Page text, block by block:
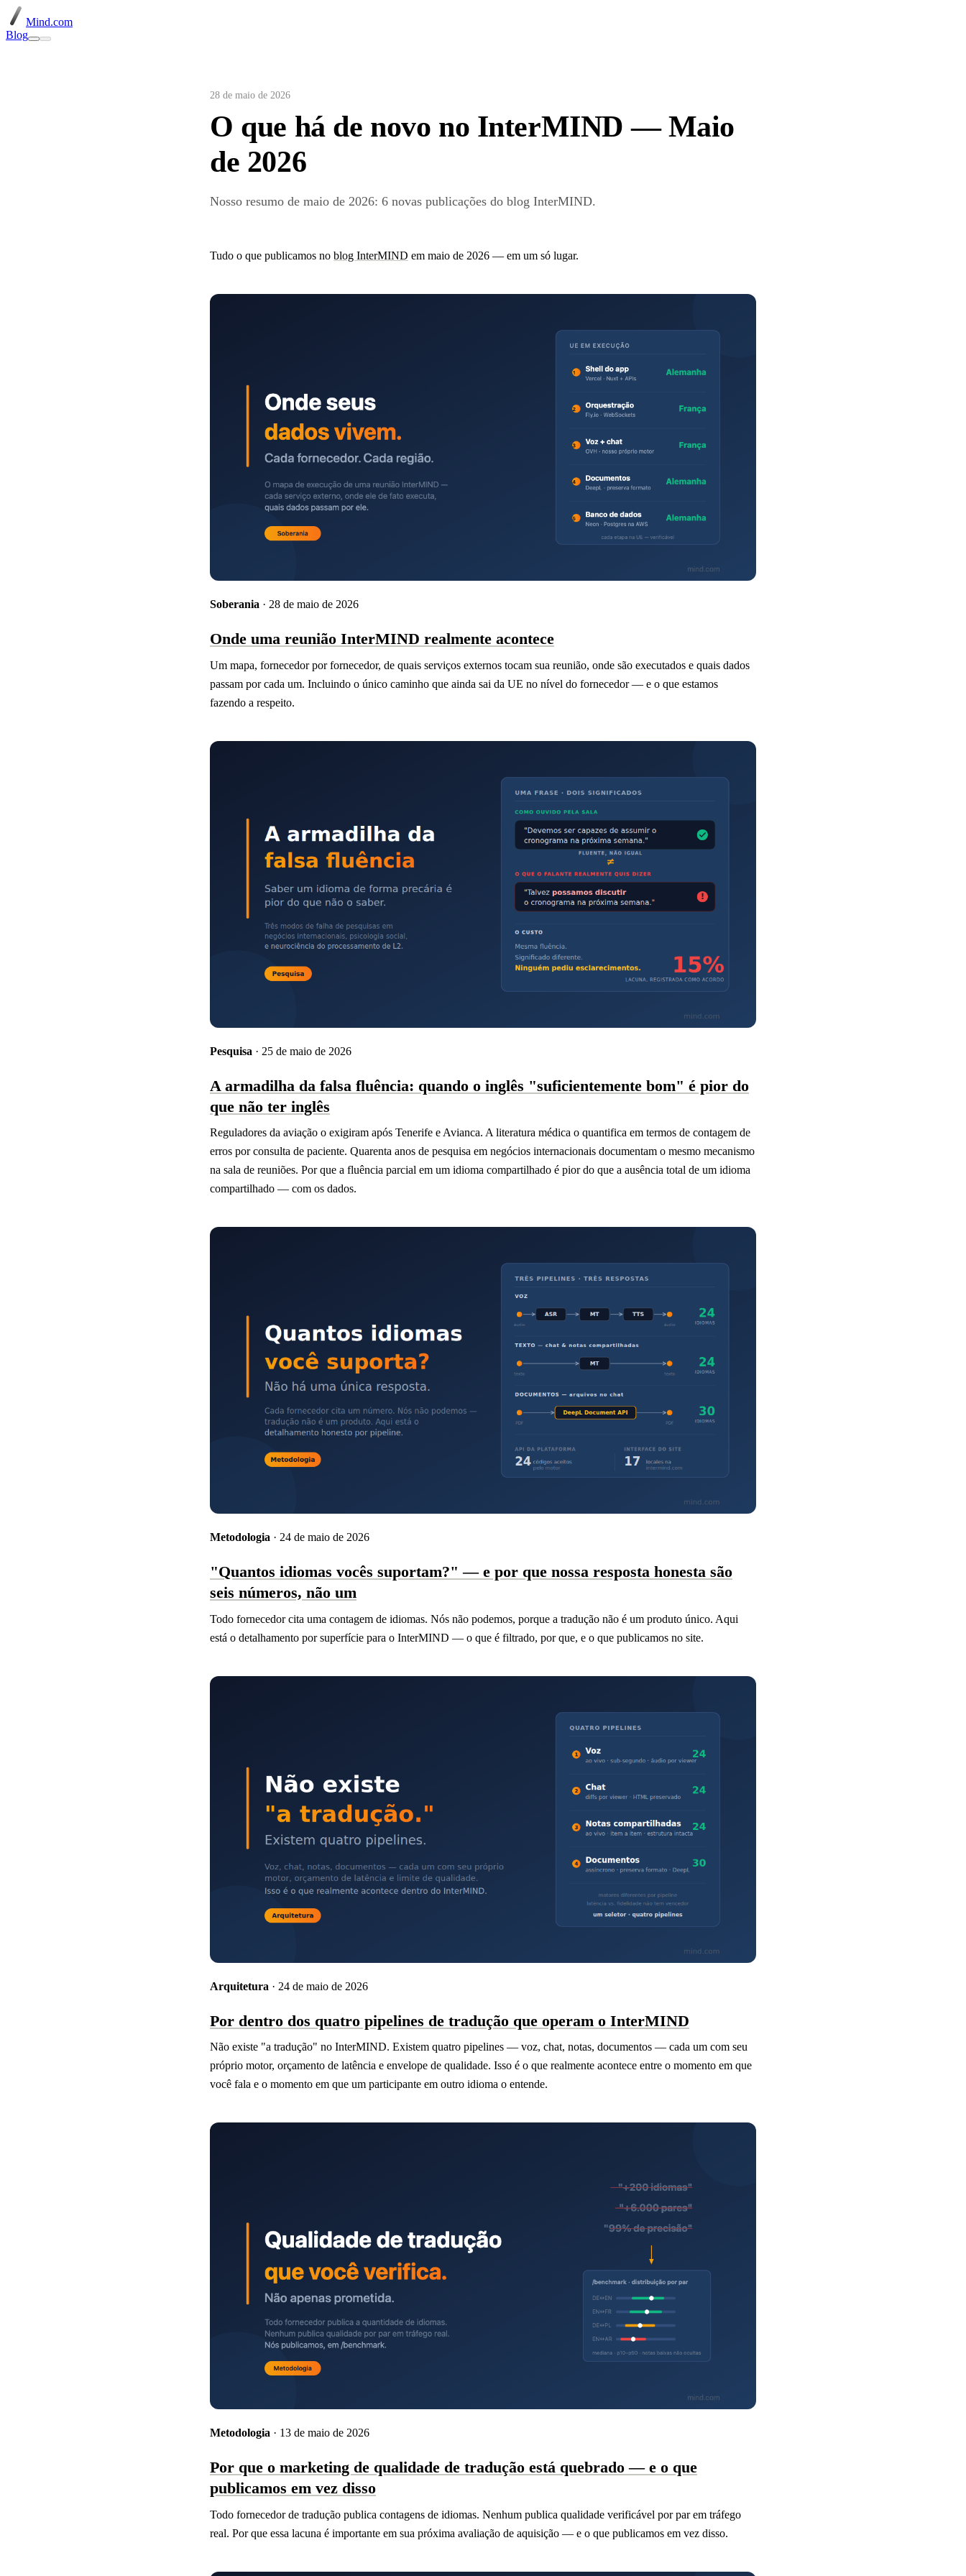
Mind.com
Blog
28 de maio de 2026
O que há de novo no InterMIND — Maio
de 2026
Nosso resumo de maio de 2026: 6 novas publicações do blog InterMIND.
Tudo o que publicamos no blog InterMIND em maio de 2026 — em um só lugar.
Soberania · 28 de maio de 2026
Onde uma reunião InterMIND realmente acontece
Um mapa, fornecedor por fornecedor, de quais serviços externos tocam sua reunião, onde são executados e quais dados
passam por cada um. Incluindo o único caminho que ainda sai da UE no nível do fornecedor — e o que estamos
fazendo a respeito.
Pesquisa · 25 de maio de 2026
A armadilha da falsa fluência: quando o inglês "suficientemente bom" é pior do
que não ter inglês
Reguladores da aviação o exigiram após Tenerife e Avianca. A literatura médica o quantifica em termos de contagem de
erros por consulta de paciente. Quarenta anos de pesquisa em negócios internacionais documentam o mesmo mecanismo
na sala de reuniões. Por que a fluência parcial em um idioma compartilhado é pior do que a ausência total de um idioma
compartilhado — com os dados.
Metodologia · 24 de maio de 2026
"Quantos idiomas vocês suportam?" — e por que nossa resposta honesta são
seis números, não um
Todo fornecedor cita uma contagem de idiomas. Nós não podemos, porque a tradução não é um produto único. Aqui
está o detalhamento por superfície para o InterMIND — o que é filtrado, por que, e o que publicamos no site.
Arquitetura · 24 de maio de 2026
Por dentro dos quatro pipelines de tradução que operam o InterMIND
Não existe "a tradução" no InterMIND. Existem quatro pipelines — voz, chat, notas, documentos — cada um com seu
próprio motor, orçamento de latência e envelope de qualidade. Isso é o que realmente acontece entre o momento em que
você fala e o momento em que um participante em outro idioma o entende.
Metodologia · 13 de maio de 2026
Por que o marketing de qualidade de tradução está quebrado — e o que
publicamos em vez disso
Todo fornecedor de tradução publica contagens de idiomas. Nenhum publica qualidade verificável por par em tráfego
real. Por que essa lacuna é importante em sua próxima avaliação de aquisição — e o que publicamos em vez disso.